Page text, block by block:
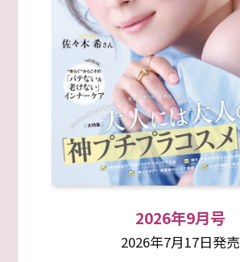
2026年9月号
2026年7月17日発売